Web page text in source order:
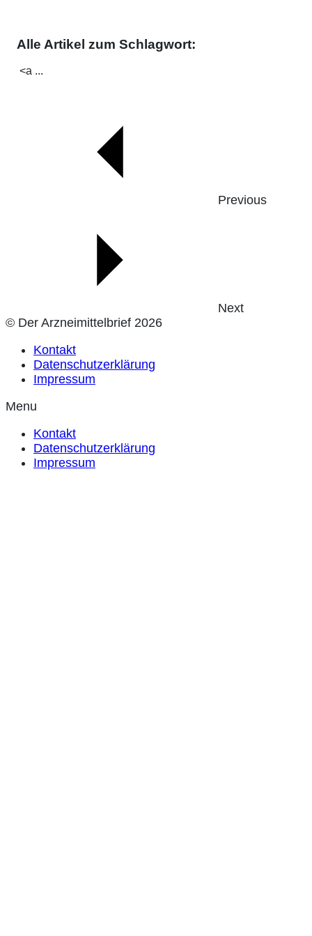
Alle Artikel zum Schlagwort:
<a ...
Previous
Next
© Der Arzneimittelbrief 2026
Kontakt
Datenschutzerklärung
Impressum
Menu
Kontakt
Datenschutzerklärung
Impressum